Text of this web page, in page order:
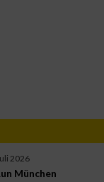
2026
München